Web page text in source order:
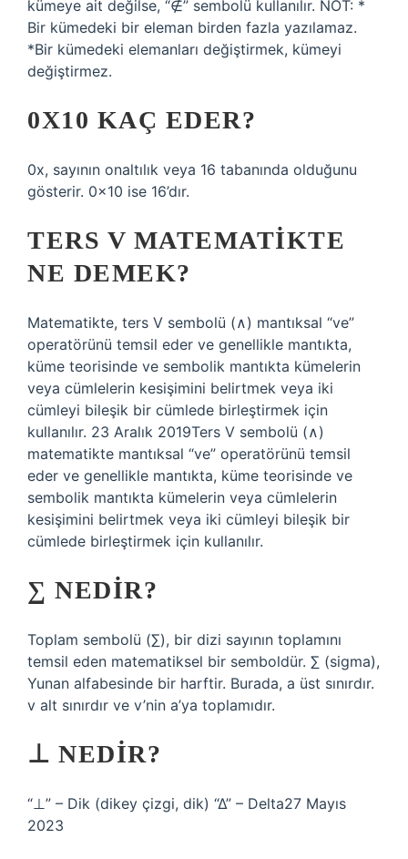
kümeye ait değilse, “∉” sembolü kullanılır. NOT: *
Bir kümedeki bir eleman birden fazla yazılamaz.
*Bir kümedeki elemanları değiştirmek, kümeyi
değiştirmez.
0X10 KAÇ EDER?
0x, sayının onaltılık veya 16 tabanında olduğunu
gösterir. 0x10 ise 16’dır.
TERS V MATEMATIKTE
NE DEMEK?
Matematikte, ters V sembolü (∧) mantıksal “ve”
operatörünü temsil eder ve genellikle mantıkta,
küme teorisinde ve sembolik mantıkta kümelerin
veya cümlelerin kesişimini belirtmek veya iki
cümleyi bileşik bir cümlede birleştirmek için
kullanılır. 23 Aralık 2019Ters V sembolü (∧)
matematikte mantıksal “ve” operatörünü temsil
eder ve genellikle mantıkta, küme teorisinde ve
sembolik mantıkta kümelerin veya cümlelerin
kesişimini belirtmek veya iki cümleyi bileşik bir
cümlede birleştirmek için kullanılır.
∑ NEDIR?
Toplam sembolü (∑), bir dizi sayının toplamını
temsil eden matematiksel bir semboldür. ∑ (sigma),
Yunan alfabesinde bir harftir. Burada, a üst sınırdır.
v alt sınırdır ve v’nin a’ya toplamıdır.
⊥ NEDIR?
“⊥” – Dik (dikey çizgi, dik) “∆” – Delta27 Mayıs
2023